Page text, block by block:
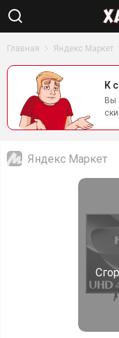
Главная Яндекс Маркет
К
Вы
Яндекс Маркет